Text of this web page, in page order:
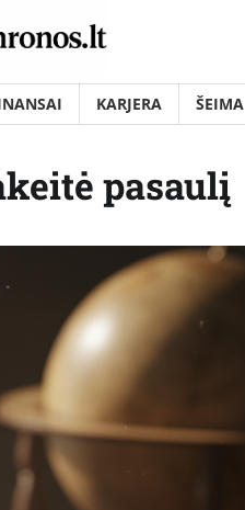
KARJERA ŠEIMA
pasaulį